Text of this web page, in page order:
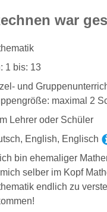
war
1 bis: 13
und
maximal 2
Lehrer oder Schüler
English, Englisch
bin ehemaliger
selber im Kopf
endlich zu